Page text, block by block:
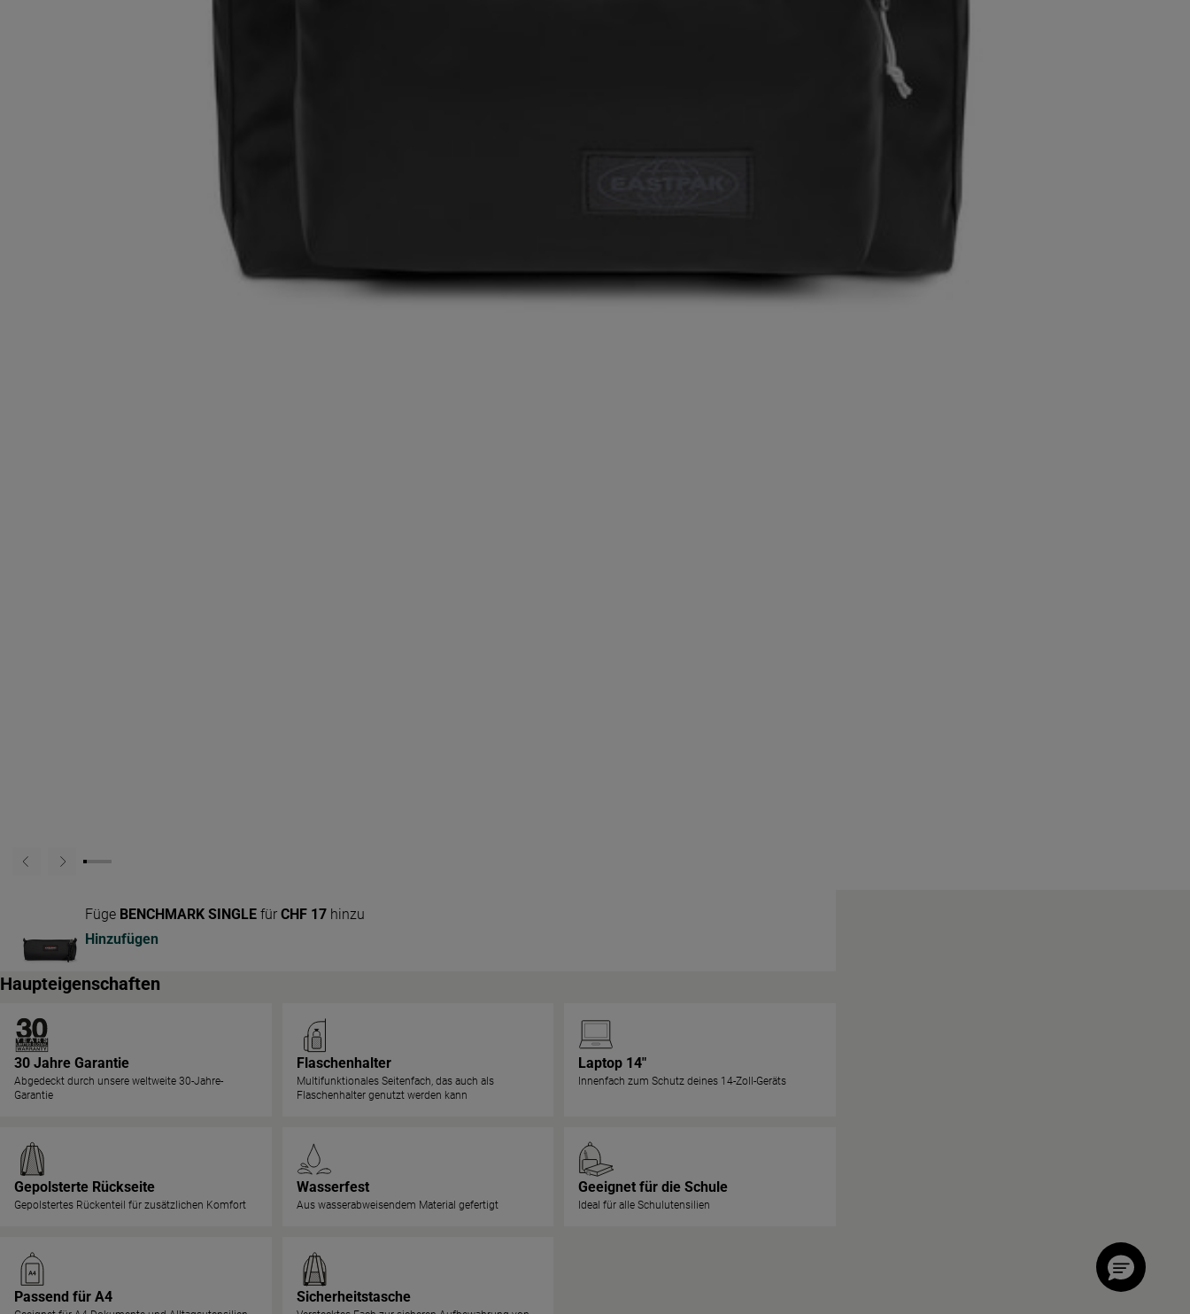
Füge BENCHMARK SINGLE für CHF 17 hinzu
Hinzufügen
Haupteigenschaften
30 Jahre Garantie
Abgedeckt durch unsere weltweite 30-Jahre-
Garantie
Flaschenhalter
Multifunktionales Seitenfach, das auch als
Flaschenhalter genutzt werden kann
Laptop 14"
Innenfach zum Schutz deines 14-Zoll-Geräts
Gepolsterte Rückseite
Gepolstertes Rückenteil für zusätzlichen Komfort
Wasserfest
Aus wasserabweisendem Material gefertigt
Geeignet für die Schule
Ideal für alle Schulutensilien
Passend für A4 Sicherheitstasche